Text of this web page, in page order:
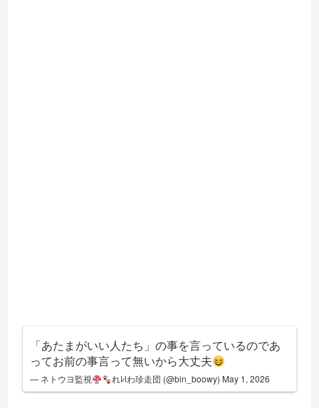
「あたまがいい人たち」の事を言っているのであ
ってお前の事言って無いから大丈夫
— ネトウヨ監視 れﾚlわ珍走団 (@bin_boowy) May 1, 2026